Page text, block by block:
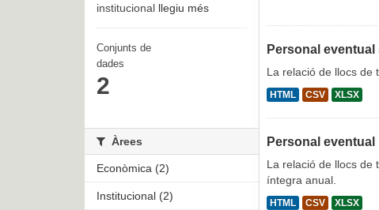
Personal
La relació de llocs de
HTML CSV XLSX
Personal eventual
La relació de llocs de
íntegra anual.
HTML CSV XLSX
institucional llegiu més
Conjunts de
dades
2
Àrees
Econòmica (2)
Institucional (2)